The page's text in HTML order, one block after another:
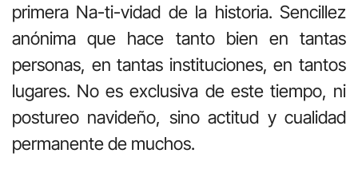
primera Na-ti-vidad de la historia. Sencillez
anónima que hace tanto bien en tantas
personas, en tantas instituciones, en tantos
lugares. No es exclusiva de este tiempo, ni
postureo navideño, sino actitud y cualidad
permanente de muchos.